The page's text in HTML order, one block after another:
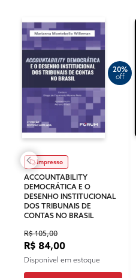
20%
off
Impresso
ACCOUNTABILITY
DEMOCRÁTICA E O
DESENHO INSTITUCIONAL
DOS TRIBUNAIS DE
CONTAS NO BRASIL
R$ 105,00
R$ 84,00
Disponível em estoque